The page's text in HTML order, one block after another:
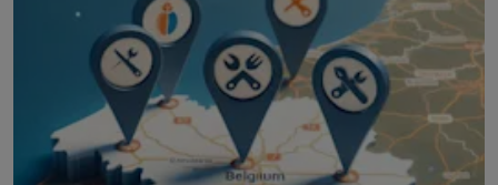
Toutes nos offres outlet Outlet multimedia & téléphonie